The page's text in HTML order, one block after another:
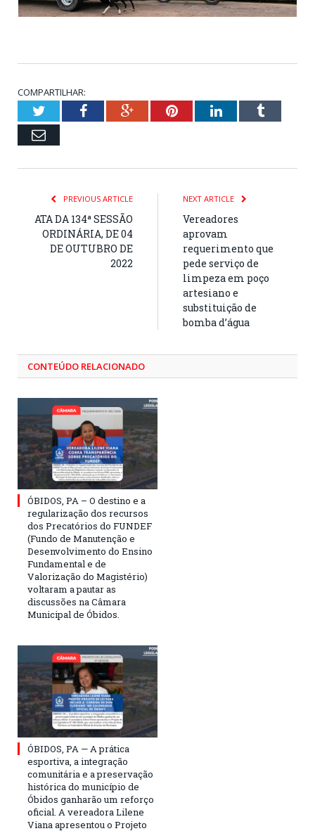
COMPARTILHAR:
TwitterFacebookGoogle+PinterestLinkedInTumblr
Email
PREVIOUS ARTICLE
ATA DA 134ª SESSÃO
ORDINÁRIA, DE 04
DE OUTUBRO DE
2022
NEXT ARTICLE
Vereadores
aprovam
requerimento que
pede serviço de
limpeza em poço
artesiano e
substituição de
bomba d’água
CONTEÚDO RELACIONADO
ÓBIDOS, PA – O destino e a
regularização dos recursos
dos Precatórios do FUNDEF
(Fundo de Manutenção e
Desenvolvimento do Ensino
Fundamental e de
Valorização do Magistério)
voltaram a pautar as
discussões na Câmara
Municipal de Óbidos.
ÓBIDOS, PA — A prática
esportiva, a integração
comunitária e a preservação
histórica do município de
Óbidos ganharão um reforço
oficial. A vereadora Lilene
Viana apresentou o Projeto